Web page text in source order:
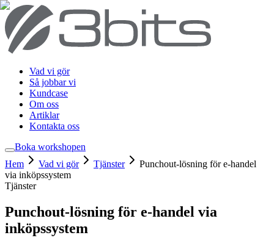
Vad vi gör
Så jobbar vi
Kundcase
Om oss
Artiklar
Kontakta oss
Boka workshopen
Hem
Vad vi gör Tjänster
Punchout-lösning för e-handel
via inköpssystem
Tjänster
Punchout-lösning för e-handel via
inköpssystem